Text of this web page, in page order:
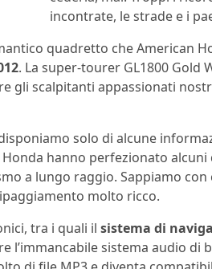
incontrate, le strade e i
quadretto che American
. La super-tourer GL1800 Gold
gli scalpitanti appassionati
solo di alcune
hanno perfezionato
a lungo raggio. Sappiamo
molto ricco.
tra i quali il sistema di
l’immancabile sistema audio di